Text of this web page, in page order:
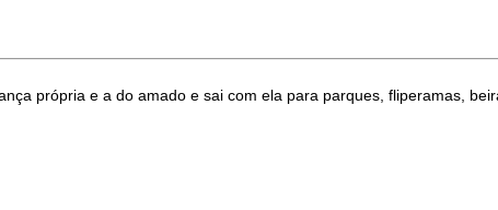
própria e a do amado e sai com ela para parques, fliperamas,